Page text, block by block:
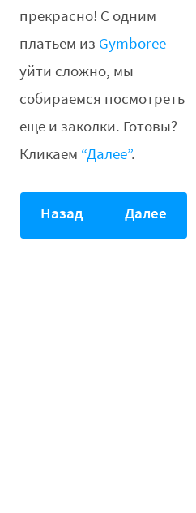
прекрасно! С одним
платьем из Gymboree
уйти сложно, мы
собираемся посмотреть
еще и заколки. Готовы?
Кликаем “Далее”.
Назад Далее